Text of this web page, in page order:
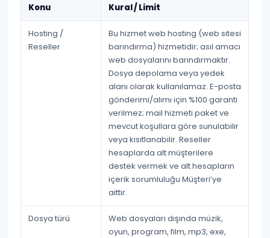
Konu Kural / Limit
Hosting /
Reseller
Bu hizmetweb hosting (web sitesi
barındırma) hizmetidir; asıl amacı
web dosyalarını barındırmaktır.
Dosya depolama veya yedek
alanı olarak kullanılamaz. E-posta
gönderimi/alımı için %100 garanti
verilmez; mail hizmeti paket ve
mevcut koşullara göre sunulabilir
veya kısıtlanabilir. Reseller
hesaplarda alt müşterilere
destek vermek ve alt hesapların
içerik sorumluluğuMüşteri’ye
aittir.
Dosya türü
Web dosyaları dışında müzik,
oyun, program, film, mp3, exe,